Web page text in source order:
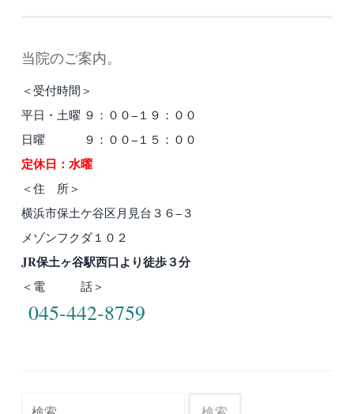
当院のご案内。
＜受付時間＞
平日・土曜 ９：００−１９：００
日曜 ９：００−１５：００
定休日：水曜
＜住 所＞
横浜市保土ケ谷区月見台３６−３
メゾンフクダ１０２
JR保土ヶ谷駅西口より徒歩３分
＜電 話＞
045-442-8759